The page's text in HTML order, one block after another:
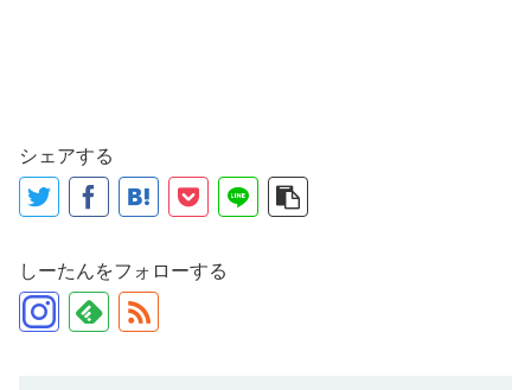
シェアする
しーたんをフォローする